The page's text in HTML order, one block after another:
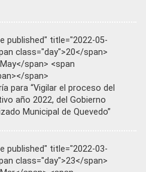
published" title="2022-05-
class="day">20</span>
span> <span
span>
para “Vigilar el proceso del
año 2022, del Gobierno
Municipal de Quevedo”
published" title="2022-03-
class="day">23</span>